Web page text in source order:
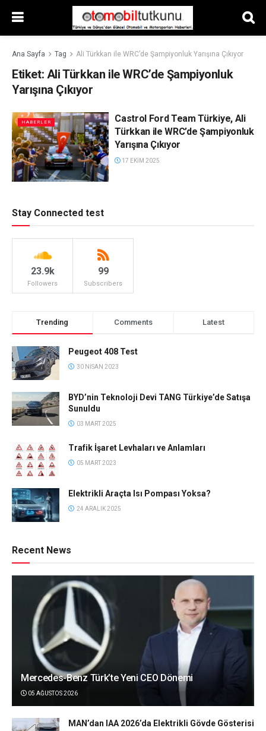
Ana Sayfa Tag Ali Türkkan ile WRC’de Şampiyonluk Yarışına Çıkıyor
Etiket: Ali Türkkan ile WRC’de Şampiyonluk
Yarışına Çıkıyor
HABERLER
Castrol Ford Team Türkiye, Ali
Türkkan ile WRC’de Şampiyonluk
Yarışına Çıkıyor
17 EKIM 2025
Stay Connected test
23.9k
Followers
99
Subscribers
Trending Comments Latest
Peugeot 408 Test
30 NISAN 2023
BYD’nin Teknoloji Devi TANG Türkiye’de Satışa
Sunuldu
03 MART 2025
Trafik İşaret Levhaları ve Anlamları
05 MART 2023
Elektrikli Araçta Isı Pompası Yoksa?
24 ARALIK 2025
Recent News
Mercedes-Benz Türk’te Yeni CEO Dönemi
05 AĞUSTOS 2026
MAN’dan IAA 2026’da Elektrikli Gövde Gösterisi